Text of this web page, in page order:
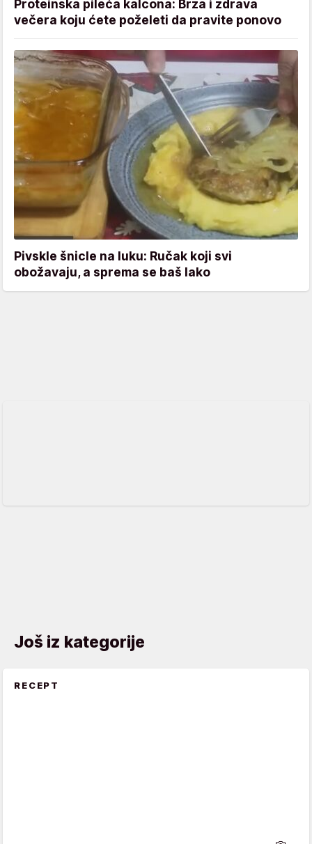
Proteinska pileća kalcona: Brza i zdrava
večera koju ćete poželeti da pravite ponovo
Pivskle šnicle na luku: Ručak koji svi
obožavaju, a sprema se baš lako
Još iz kategorije
RECEPT